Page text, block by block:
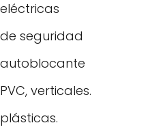
seguridad
verticales.